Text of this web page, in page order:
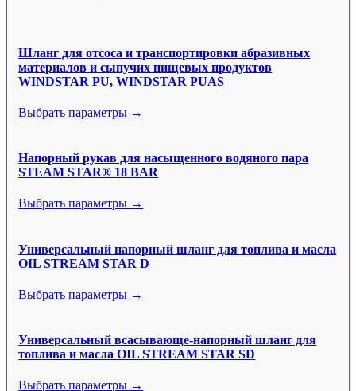
Шланг для отсоса и транспортировки абразивных
материалов и сыпучих пищевых продуктов
WINDSTAR PU, WINDSTAR PUAS
Выбрать параметры →
Напорный рукав для насыщенного водяного пара
STEAM STAR® 18 BAR
Выбрать параметры →
Универсальный напорный шланг для топлива и масла
OIL STREAM STAR D
Выбрать параметры →
Универсальный всасывающе-напорный шланг для
топлива и масла OIL STREAM STAR SD
Выбрать параметры →